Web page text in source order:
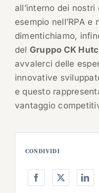
all’interno dei
esempio nell’RPA
dimentichiamo,
del Gruppo CK
avvalerci delle
innovative
e questo
vantaggio
CONDIVIDI